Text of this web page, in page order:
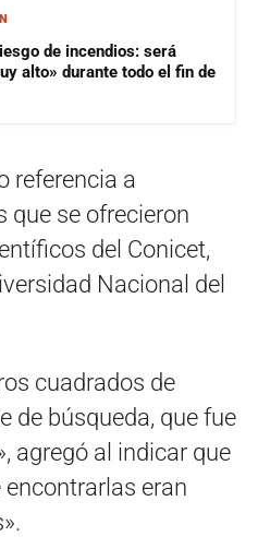
de incendios: será
alto» durante todo el fin de
referencia a
que se ofrecieron
del Conicet,
Nacional del
cuadrados de
de búsqueda, que fue
agregó al indicar que
encontrarlas eran